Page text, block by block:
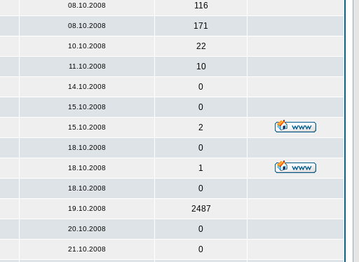
08.10.2008 116
08.10.2008 171
10.10.2008 22
11.10.2008 10
14.10.2008 0
15.10.2008 0
15.10.2008 2
18.10.2008 0
18.10.2008 1
18.10.2008 0
19.10.2008 2487
20.10.2008 0
21.10.2008 0